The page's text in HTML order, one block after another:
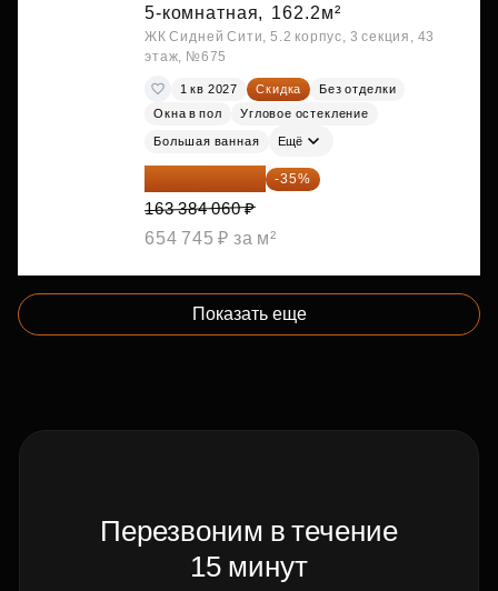
5-комнатная, 162.2м²
ЖК Сидней Сити, 5.2 корпус, 3 секция, 43
этаж, №675
1 кв 2027 Скидка
Без отделки
Окна в пол
Угловое остекление
Большая ванная Ещё
106 199 639 ₽ -35%
163 384 060 ₽
654 745 ₽ за м²
Показать еще
Перезвоним в течение
15 минут